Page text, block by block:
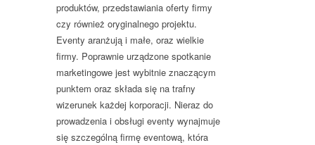
produktów, przedstawiania oferty firmy
czy również oryginalnego projektu.
Eventy aranżują i małe, oraz wielkie
firmy. Poprawnie urządzone spotkanie
marketingowe jest wybitnie znaczącym
punktem oraz składa się na trafny
wizerunek każdej korporacji. Nieraz do
prowadzenia i obsługi eventy wynajmuje
się szczególną firmę eventową, która